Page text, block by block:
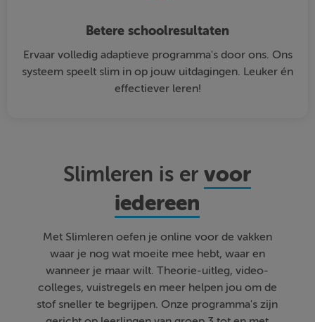
Betere schoolresultaten
Ervaar volledig adaptieve programma's door ons. Ons
systeem speelt slim in op jouw uitdagingen. Leuker én
effectiever leren!
Slimleren is ervoor
iedereen
Met Slimleren oefen je online voor de vakken
waar je nog wat moeite mee hebt, waar en
wanneer je maar wilt. Theorie-uitleg, video-
colleges, vuistregels en meer helpen jou om de
stof sneller te begrijpen. Onze programma's zijn